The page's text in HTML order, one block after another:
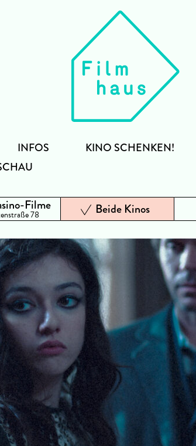
INFOS KINO SCHENKEN!
Filme
78 Beide Kinos